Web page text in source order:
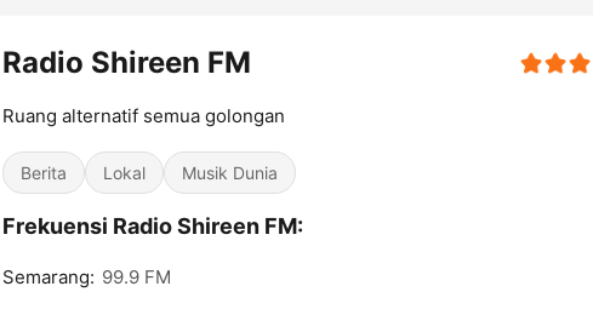
Radio Shireen FM
Ruang alternatif semua golongan
Berita Lokal Musik Dunia
Frekuensi Radio Shireen FM:
Semarang: 99.9 FM